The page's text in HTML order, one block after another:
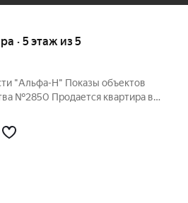
· 5 этаж из 5
"Альфа-Н" Показы объектов
№2850 Продается квартира в
Находится в шаговой